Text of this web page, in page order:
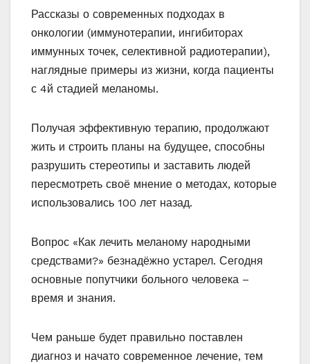
Рассказы о современных подходах в
онкологии (иммунотерапии, ингибиторах
иммунных точек, селективной радиотерапии),
наглядные примеры из жизни, когда пациенты
с 4й стадией меланомы.
Получая эффективную терапию, продолжают
жить и строить планы на будущее, способны
разрушить стереотипы и заставить людей
пересмотреть своё мнение о методах, которые
использовались 100 лет назад.
Вопрос «Как лечить меланому народными
средствами?» безнадёжно устарел. Сегодня
основные попутчики больного человека –
время и знания.
Чем раньше будет правильно поставлен
диагноз и начато современное лечение, тем